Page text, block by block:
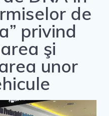
de
privind
şi
unor